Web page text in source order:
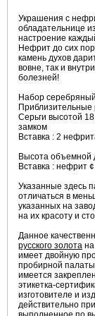
Украшения с
обладательнице
настроение
Нефрит до сих
камень духов
вовне, так и
болезней!
Набор
Серьги высотой
замком
Вставка : 2
Высота объемной
Вставка : нефрит
Указанные здесь
отличаться в
указанных на
на их красоту и
Данное
русского золота
имеет двойную
пробирной
имеется
этикетка-
изготовителе и
действительно